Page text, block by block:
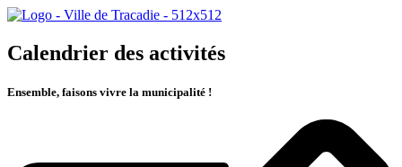
Calendrier des activités
Ensemble, faisons vivre la municipalité !